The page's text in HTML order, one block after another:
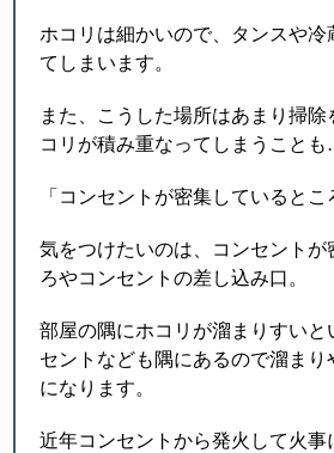
ホコリは細かいので、タンスや冷
てしまいます。
また、こうした場所はあまり掃除
コリが積み重なってしまうことも
「コンセントが密集しているとこ
気をつけたいのは、コンセントが
ろやコンセントの差し込み口。
部屋の隅にホコリが溜まりすいと
セントなども隅にあるので溜まり
になります。
近年コンセントから発火して火